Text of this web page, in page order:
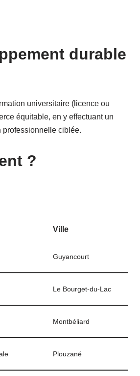
durable
universitaire (licence ou
équitable, en y effectuant un
professionnelle ciblée.
?
Ville
Guyancourt
Le Bourget-du-Lac
Montbéliard
Plouzané